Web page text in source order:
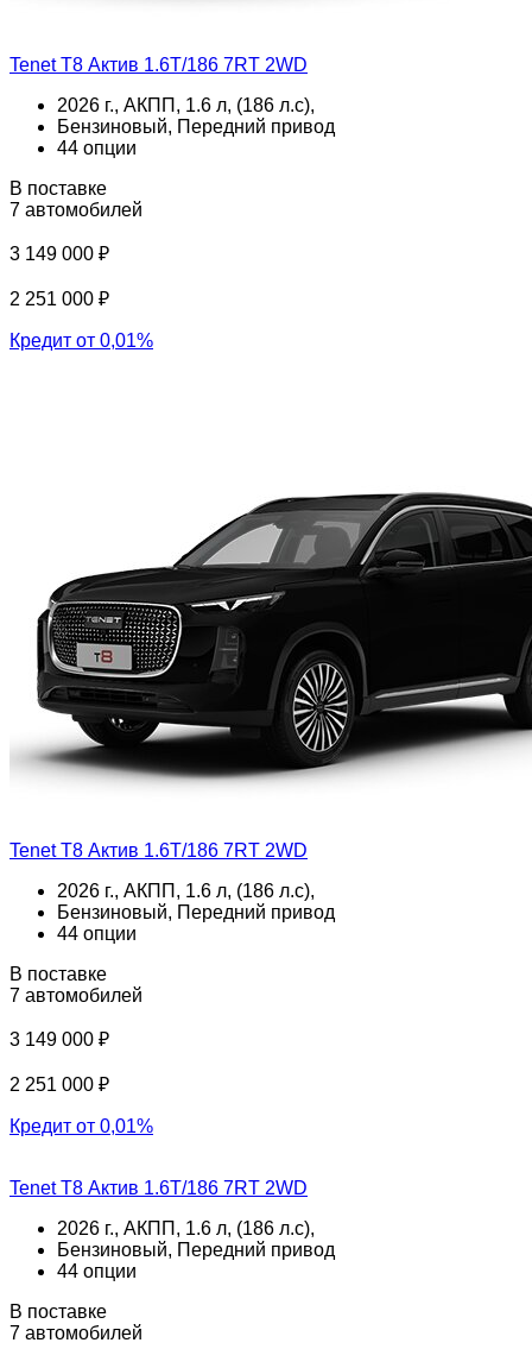
Tenet T8 Актив 1.6T/186 7RT 2WD
2026 г., АКПП, 1.6 л, (186 л.с),
Бензиновый, Передний привод
44 опции
В поставке
7 автомобилей
3 149 000 ₽
2 251 000 ₽
Кредит от 0,01%
Tenet T8 Актив 1.6T/186 7RT 2WD
2026 г., АКПП, 1.6 л, (186 л.с),
Бензиновый, Передний привод
44 опции
В поставке
7 автомобилей
3 149 000 ₽
2 251 000 ₽
Кредит от 0,01%
Tenet T8 Актив 1.6T/186 7RT 2WD
2026 г., АКПП, 1.6 л, (186 л.с),
Бензиновый, Передний привод
44 опции
В поставке
7 автомобилей